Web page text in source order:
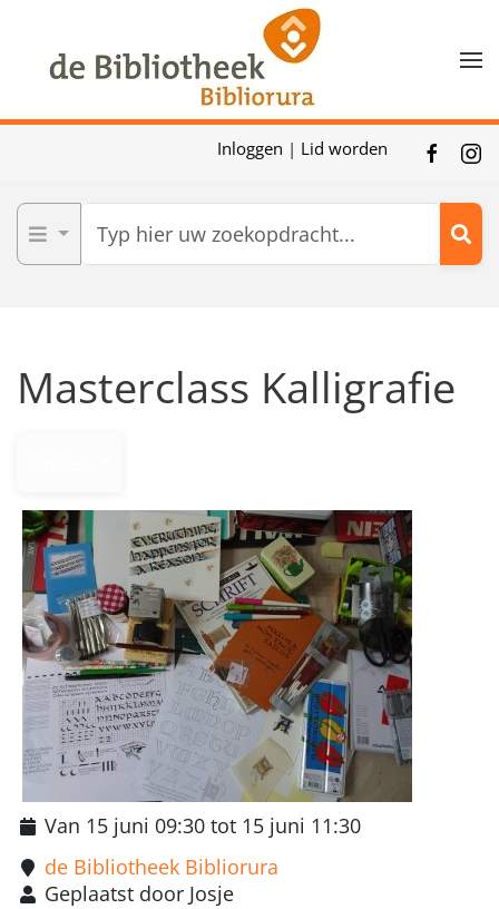
Skip to main content
Inloggen | Lid worden
Masterclass Kalligrafie
Van 15 juni 09:30 tot 15 juni 11:30
de Bibliotheek Bibliorura
Geplaatst door Josje